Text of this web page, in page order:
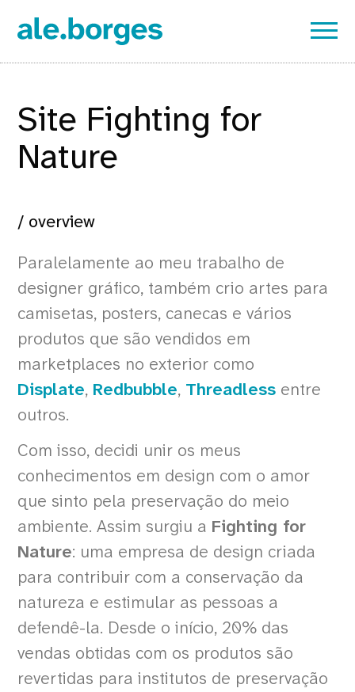
Site Fighting for
Nature
/ overview
Paralelamente ao meu trabalho de
designer gráfico, também crio artes para
camisetas, posters, canecas e vários
produtos que são vendidos em
marketplaces no exterior como
Displate, Redbubble, Threadless entre
outros.
Com isso, decidi unir os meus
conhecimentos em design com o amor
que sinto pela preservação do meio
ambiente. Assim surgiu a Fighting for
Nature: uma empresa de design criada
para contribuir com a conservação da
natureza e estimular as pessoas a
defendê-la. Desde o início, 20% das
vendas obtidas com os produtos são
revertidas para institutos de preservação